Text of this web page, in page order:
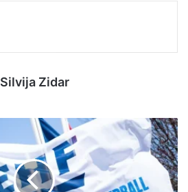
Silvija Zidar